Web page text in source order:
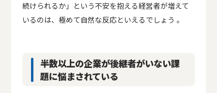
続けられるか」という不安を抱える経営者が増えて
いるのは、極めて自然な反応といえるでしょう 。
半数以上の企業が後継者がいない課
題に悩まされている